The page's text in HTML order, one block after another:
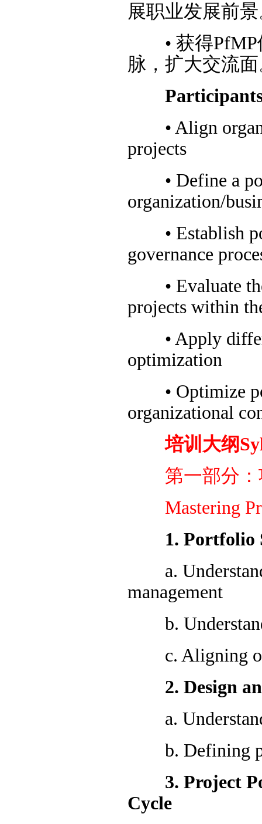
展职业发展前
• 获得
脉，扩大交流
Participants
• Align
projects
• Define a
organization/
• Establish
governance
• Evaluate the
projects within
• Apply
optimization
• Optimize
organizational
培训大纲
第一部分：
Mastering
1. Portfolio
a.
management
b.
c. Aligning
2. Design
a.
b. Defining
3. Project
Cycle